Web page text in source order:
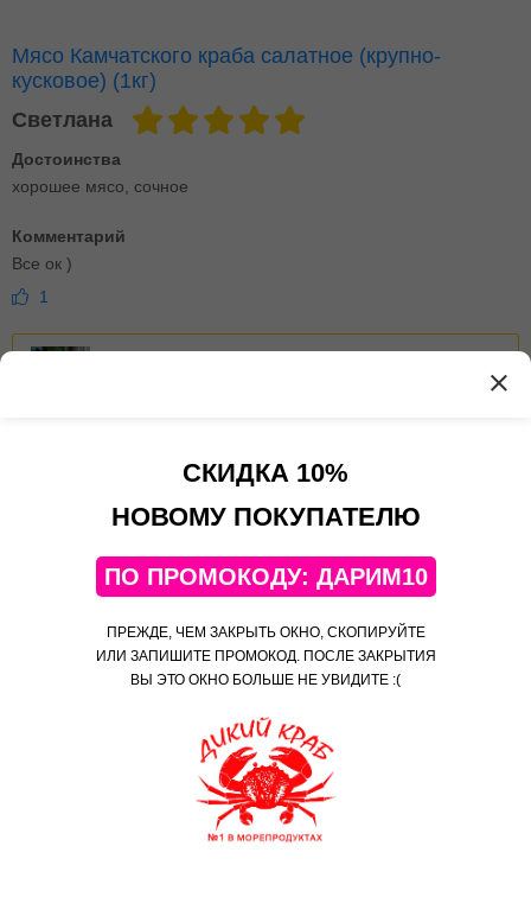
Мясо Камчатского краба салатное (крупно-
кусковое) (1кг)
Светлана
Достоинства
хорошее мясо, сочное
Комментарий
Все ок )
1
Мясо Камчатского краба салатное Крупно-
Не первый раз заказываем здесь. Всех знакомых тоже
подсадили! Товар качественный, привозят быстро, все красиво
8 минназад
СКИДКА 10%
НОВОМУ ПОКУПАТЕЛЮ
ПО ПРОМОКОДУ: ДАРИМ10
ПРЕЖДЕ, ЧЕМ ЗАКРЫТЬ ОКНО, СКОПИРУЙТЕ
ИЛИ ЗАПИШИТЕ ПРОМОКОД. ПОСЛЕ ЗАКРЫТИЯ
ВЫ ЭТО ОКНО БОЛЬШЕ НЕ УВИДИТЕ :(